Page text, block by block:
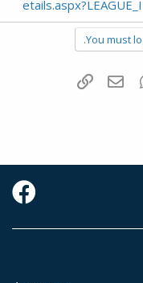
You must
WhatsAppדואר אלקטרוני